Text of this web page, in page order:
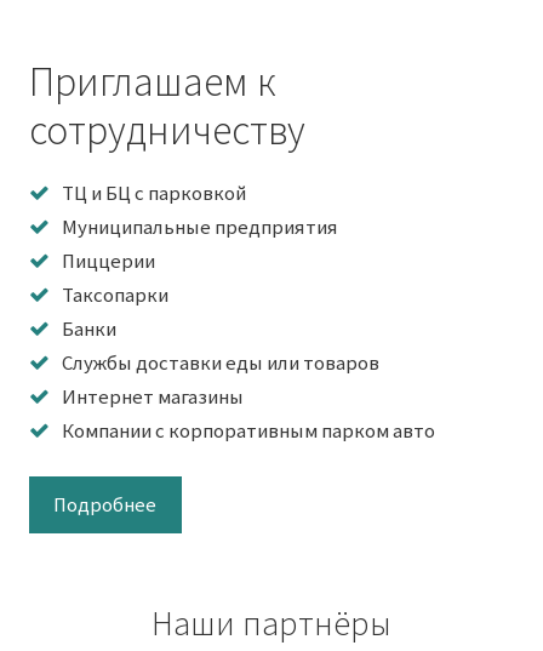
Приглашаем к
сотрудничеству
ТЦ и БЦ с парковкой
Муниципальные предприятия
Пиццерии
Таксопарки
Банки
Службы доставки еды или товаров
Интернет магазины
Компании с корпоративным парком авто
Подробнее
Наши партнёры